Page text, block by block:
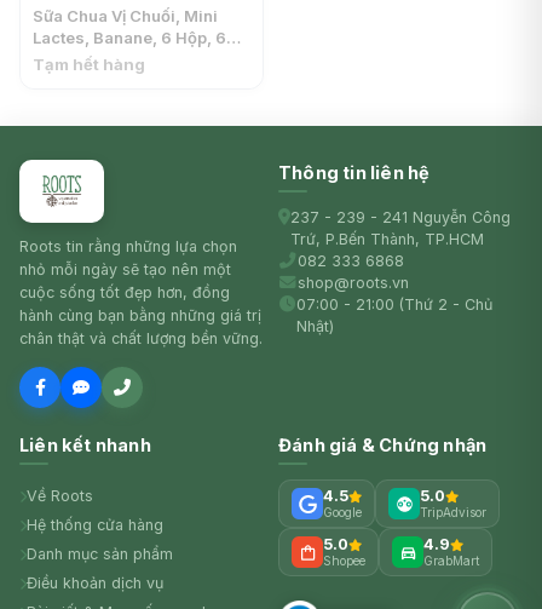
Sữa Chua Vị Chuối, Mini
Lactes, Banane, 6 Hộp, 6+
Tháng (330g) - BLEDINA
Tạm hết hàng
Roots tin rằng những lựa chọn
nhỏ mỗi ngày sẽ tạo nên một
cuộc sống tốt đẹp hơn, đồng
hành cùng bạn bằng những giá trị
chân thật và chất lượng bền vững.
Thông tin liên hệ
237 - 239 - 241 Nguyễn Công
Trứ, P.Bến Thành, TP.HCM
082 333 6868
shop@roots.vn
07:00 - 21:00 (Thứ 2 - Chủ
Nhật)
Liên kết nhanh
Về Roots
Hệ thống cửa hàng
Danh mục sản phẩm
Điều khoản dịch vụ
Đánh giá & Chứng nhận
4.5
Google
5.0
TripAdvisor
5.0
Shopee
4.9
GrabMart